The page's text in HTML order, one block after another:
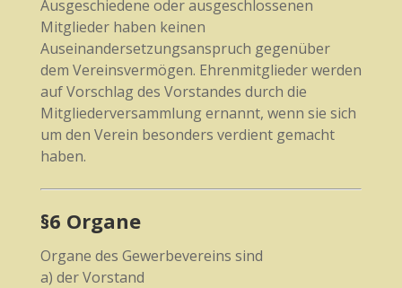
Ausgeschiedene oder ausgeschlossenen
Mitglieder haben keinen
Auseinandersetzungsanspruch gegenüber
dem Vereinsvermögen. Ehrenmitglieder werden
auf Vorschlag des Vorstandes durch die
Mitgliederversammlung ernannt, wenn sie sich
um den Verein besonders verdient gemacht
haben.
§6 Organe
Organe des Gewerbevereins sind
a) der Vorstand